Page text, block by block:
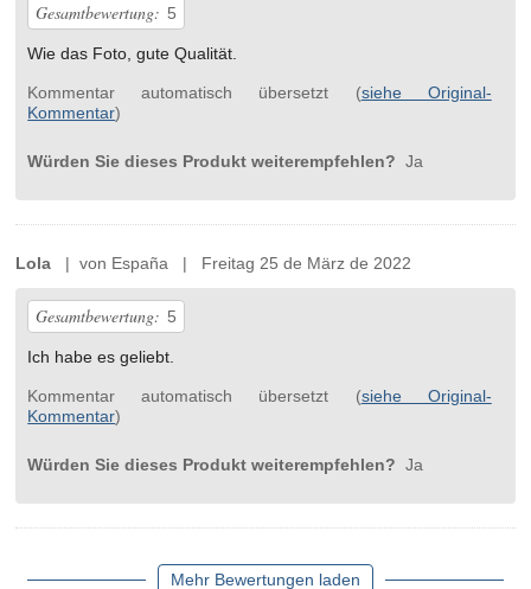
Gesamtbewertung: 5
Wie das Foto, gute Qualität.
Kommentar automatisch übersetzt (siehe Original-
Kommentar)
Würden Sie dieses Produkt weiterempfehlen? Ja
Lola | von España | Freitag 25 de März de 2022
Gesamtbewertung: 5
Ich habe es geliebt.
Kommentar automatisch übersetzt (siehe Original-
Kommentar)
Würden Sie dieses Produkt weiterempfehlen? Ja
Mehr Bewertungen laden